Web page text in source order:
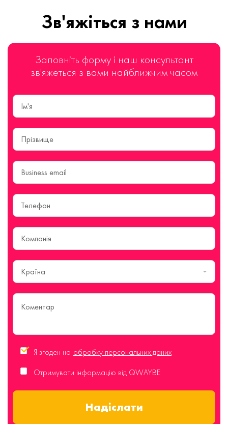
Зв'яжіться з нами
Заповніть форму і наш консультант
зв'яжеться з вами найближчим часом
Країна
Я згоден на обробку персональних даних
Отримувати інформацію від QWAYBE
Надіслати